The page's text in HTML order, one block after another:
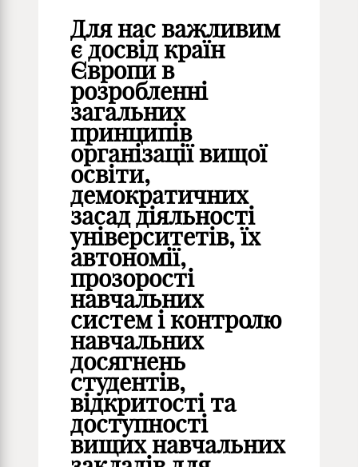
Для нас важливим
є досвід країн
Європи в
розробленні
загальних
принципів
організації вищої
освіти,
демократичних
засад діяльності
університетів, їх
автономії,
прозорості
навчальних
систем і контролю
навчальних
досягнень
студентів,
відкритості та
доступності
вищих навчальних